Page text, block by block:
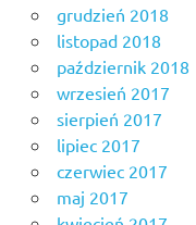
grudzień 2018
listopad 2018
październik 2018
wrzesień 2017
sierpień 2017
lipiec 2017
czerwiec 2017
maj 2017